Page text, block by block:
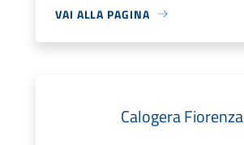
VAI ALLA PAGINA
Calogera Fiorenza